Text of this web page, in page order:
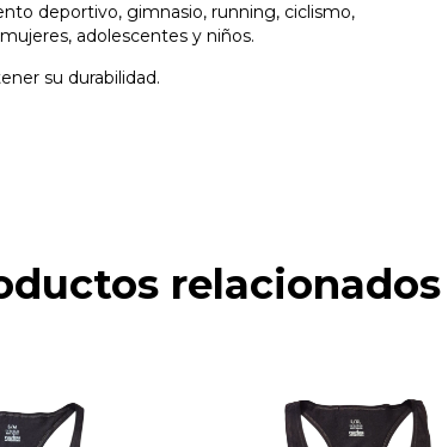
deportivo, gimnasio, running, ciclismo,
adolescentes y niños.
su durabilidad.
relacionados